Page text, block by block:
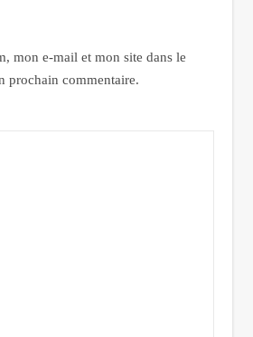
mon e-mail et mon site dans le
prochain commentaire.